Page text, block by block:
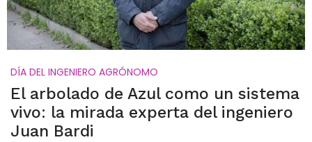
DÍA DEL INGENIERO AGRÓNOMO
El arbolado de Azul como un sistema
vivo: la mirada experta del ingeniero
Juan Bardi